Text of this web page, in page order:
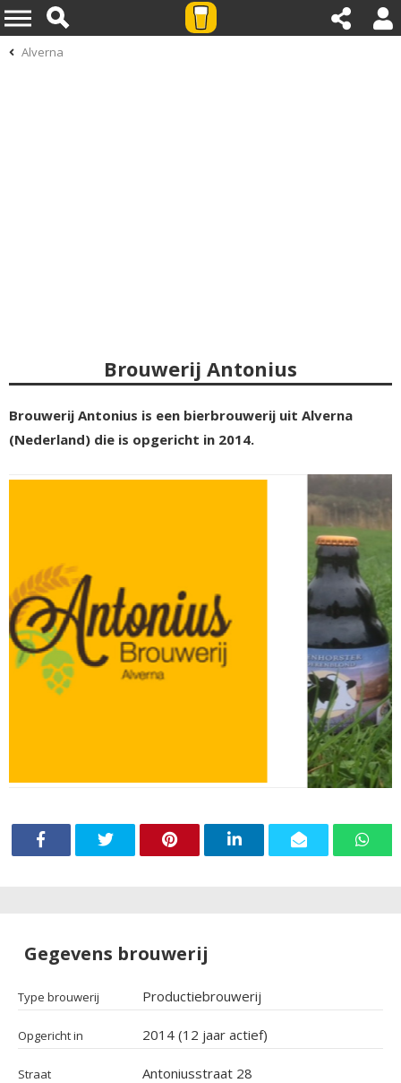
Alverna
Brouwerij Antonius
Brouwerij Antonius is een bierbrouwerij uit Alverna
(Nederland) die is opgericht in 2014.
Gegevens brouwerij
Type brouwerij Productiebrouwerij
Opgericht in 2014 (12 jaar actief)
Straat Antoniusstraat 28